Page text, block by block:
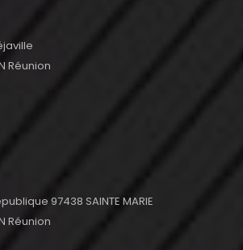
Réunion
97438 SAINTE MARIE
Réunion